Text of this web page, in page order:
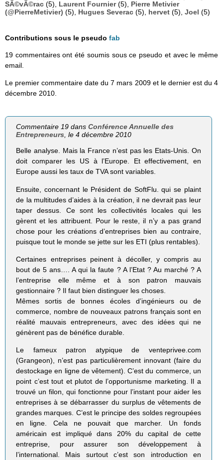
SÃ©vÃ©rac (5), Laurent Fournier(5), Pierre Metivier
(@PierreMetivier) (5), Hugues Severac (5), hervet (5), Joel (5)
Contributions sous le pseudo fab
19 commentaires ont été soumis sous ce pseudo et avec le même
email.
Le premier commentaire date du 7 mars 2009 et le dernier est du 4
décembre 2010.
Commentaire 19 dansConférence Annuelle des
Entrepreneurs, le 4 décembre 2010
Belle analyse. Mais la France n’est pas les Etats-Unis. On
doit comparer les US à l’Europe. Et effectivement, en
Europe aussi les taux de TVA sont variables.
Ensuite, concernant le Président de SoftFlu. qui se plaint
de la multitudes d’aides à la création, il ne devrait pas leur
taper dessus. Ce sont les collectivités locales qui les
gèrent et les attribuent. Pour le reste, il n’y a pas grand
chose pour les créations d’entreprises bien au contraire,
puisque tout le monde se jette sur les ETI (plus rentables).
Certaines entreprises peinent à décoller, y compris au
bout de 5 ans…. A qui la faute ? A l’Etat ? Au marché ? A
l’entreprise elle même et à son patron mauvais
gestionnaire ? Il faut bien distinguer les choses.
Mêmes sortis de bonnes écoles d’ingénieurs ou de
commerce, nombre de nouveaux patrons français sont en
réalité mauvais entrepreneurs, avec des idées qui ne
génèrent pas de bénéfice durable.
Le fameux patron atypique de venteprivee.com
(Grangeon), n’est pas particulièrement innovant (faire du
destockage en ligne de vêtement). C’est du commerce, un
point c’est tout et plutot de l’opportunisme marketing. Il a
trouvé un filon, qui fonctionne pour l’instant pour aider les
entreprises à se débarrasser du surplus de vêtements de
grandes marques. C’est le principe des soldes regroupées
en ligne. Cela ne pouvait que marcher. Un fonds
américain est impliqué dans 20% du capital de cette
entreprise, pour assurer son développement à
l’international. Mais surtout c’est son introduction en